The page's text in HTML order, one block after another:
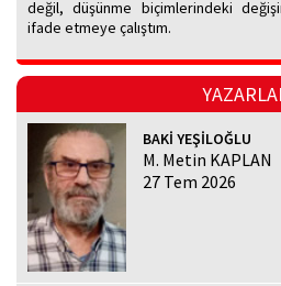
değil, düşünme biçimlerindeki
ifade etmeye çalıştım.
BAKİ YEŞİLOĞLU
M. Metin KAPLAN
27 Tem 2026